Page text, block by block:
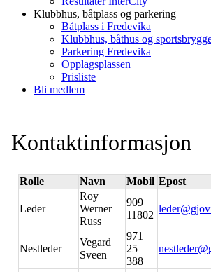
Klubbhus, båtplass og parkering
Båtplass i Fredevika
Klubbhus, båthus og
Parkering Fredevika
Opplagsplassen
Prisliste
Bli medlem
Kontaktinformasjon
Rolle Navn Mobil Epost
Leder
Roy
Werner
Russ
909
11802
Nestleder
Vegard
Sveen
971
25
388